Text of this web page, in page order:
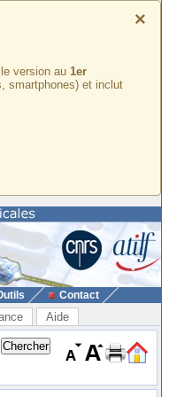
×
version au 1er
smartphones) et inclut
Contact
Aide